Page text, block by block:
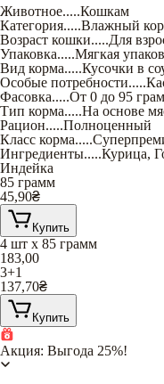
Животное.....Кошкам
Категория.....Влажный
Возраст кошки.....Для
Упаковка.....Мягкая
Вид корма.....Кусочки в
Особые потребности.....
Фасовка.....От 0 до 95
Тип корма.....На основе
Рацион.....Полноценный
Класс корма.....
Ингредиенты.....Курица,
Индейка
85 грамм
45,90₴
Купить
4 шт х 85 грамм
183,00
3+1
137,70₴
Купить
Акция: Выгода 25%!